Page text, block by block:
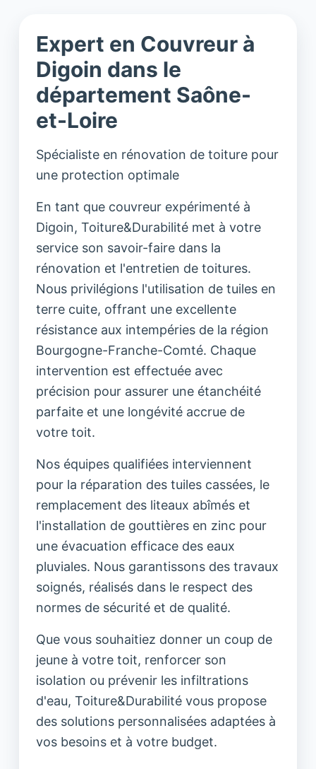
Expert en Couvreur à
Digoin dans le
département Saône-
et-Loire
Spécialiste en rénovation de toiture pour
une protection optimale
En tant que couvreur expérimenté à
Digoin, Toiture&Durabilité met à votre
service son savoir-faire dans la
rénovation et l'entretien de toitures.
Nous privilégions l'utilisation de tuiles en
terre cuite, offrant une excellente
résistance aux intempéries de la région
Bourgogne-Franche-Comté. Chaque
intervention est effectuée avec
précision pour assurer une étanchéité
parfaite et une longévité accrue de
votre toit.
Nos équipes qualifiées interviennent
pour la réparation des tuiles cassées, le
remplacement des liteaux abîmés et
l'installation de gouttières en zinc pour
une évacuation efficace des eaux
pluviales. Nous garantissons des travaux
soignés, réalisés dans le respect des
normes de sécurité et de qualité.
Que vous souhaitiez donner un coup de
jeune à votre toit, renforcer son
isolation ou prévenir les infiltrations
d'eau, Toiture&Durabilité vous propose
des solutions personnalisées adaptées à
vos besoins et à votre budget.